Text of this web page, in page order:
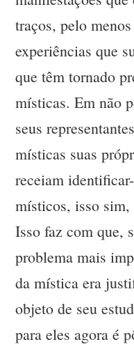
traços, pelo
experiências que
que têm tornado
místicas. Em não
seus
místicas suas
receiam
místicos, isso sim,
Isso faz com que,
problema mais
da mística era
objeto de seu
para eles agora é